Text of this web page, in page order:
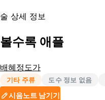
술 상세 정보
볼수록 애플
배혜정도가
기타 주류 도수 정보 없음
시음노트 남기기